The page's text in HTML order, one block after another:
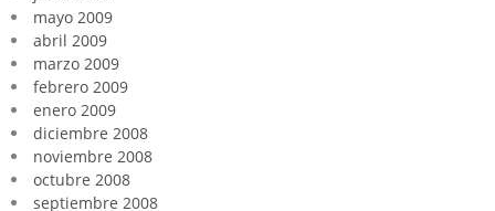
mayo 2009
abril 2009
marzo 2009
febrero 2009
enero 2009
diciembre 2008
noviembre 2008
octubre 2008
septiembre 2008